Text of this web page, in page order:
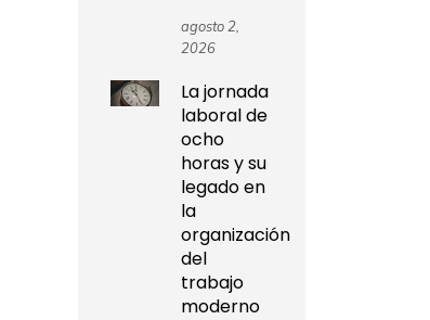
agosto 2,
2026
La jornada
laboral de
ocho
horas y su
legado en
la
organización
del
trabajo
moderno